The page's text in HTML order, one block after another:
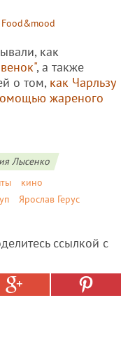
как
, а также
о том, как Чарльзу
жареного
Лысенко
кино
Ярослав Герус
ссылкой с